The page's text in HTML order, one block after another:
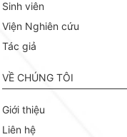
Sinh viên
Viện Nghiên cứu
Tác giả
VỀ CHÚNG TÔI
Giới thiệu
Liên hệ